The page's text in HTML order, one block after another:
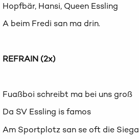
Hopfbär, Hansi, Queen Essling
A beim Fredi san ma drin.
REFRAIN (2x)
Fuaßboi schreibt ma bei uns groß
Da SV Essling is famos
Am Sportplotz san se oft die Siega